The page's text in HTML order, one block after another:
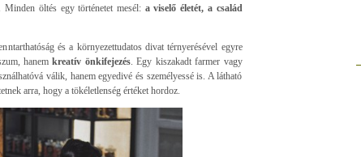
Minden öltés egy történetet mesél: a viselő életét, a család
és a környezettudatos divat térnyerésével egyre
hanemkreatív önkifejezés. Egy kiszakadt farmer vagy
válik, hanem egyedivé és személyessé is. A látható
arra, hogy a tökéletlenség értéket hordoz.